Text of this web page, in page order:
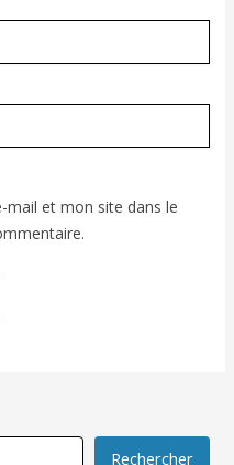
et mon site dans le
Rechercher